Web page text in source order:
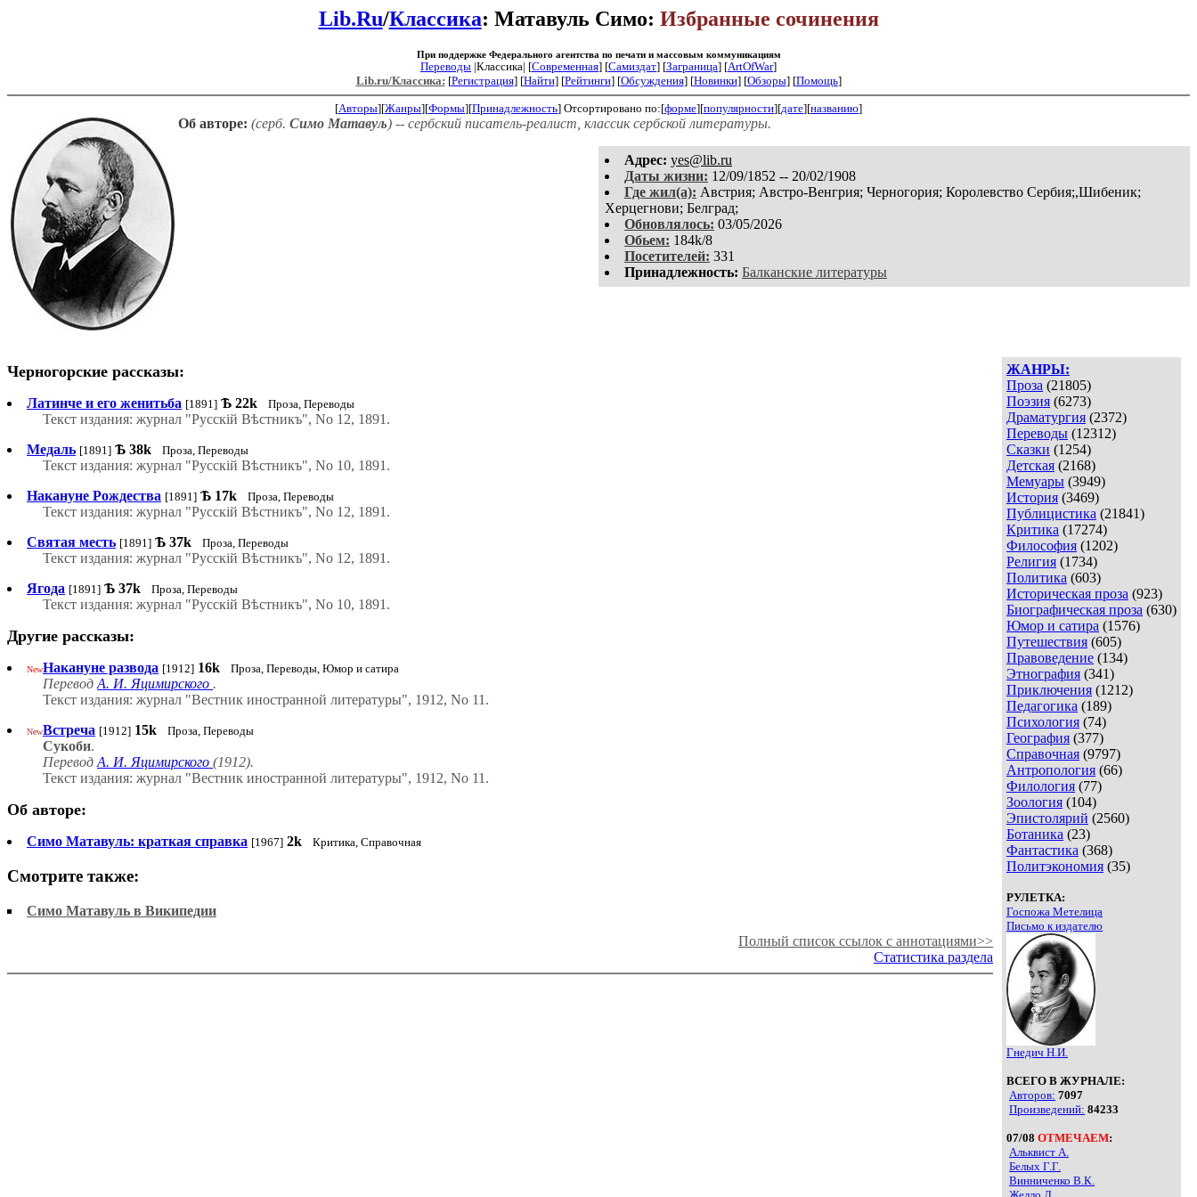
Lib.Ru/Классика: Матавуль Симо: Избранные сочинения
При поддержке Федерального агентства по печати и массовым коммуникациям
Переводы |Классика| [Современная] [Самиздат] [Заграница] [ArtOfWar]
Lib.ru/Классика: [Регистрация] [Найти] [Рейтинги] [Обсуждения] [Новинки] [Обзоры] [Помощь]
[Авторы][Жанры][Формы][Принадлежность] Отсортировано по:[форме][популярности][дате][названию]
Об авторе: (серб. Симо Матавуљ) -- сербский писатель-реалист, классик сербской литературы.
Aдpeс: yes@lib.ru
Даты жизни: 12/09/1852 -- 20/02/1908
Где жил(а): Австрия; Австро-Венгрия; Черногория; Королевство Сербия;,Шибеник;
Херцегнови; Белград;
Обновлялось: 03/05/2026
Обьем: 184k/8
Посетителей: 331
Принадлежность: Балканские литературы
ЖАНРЫ:
Проза (21805)
Поэзия (6273)
Драматургия (2372)
Переводы (12312)
Сказки (1254)
Детская (2168)
Мемуары (3949)
История (3469)
Публицистика (21841)
Критика (17274)
Философия (1202)
Религия (1734)
Политика (603)
Историческая проза (923)
Биографическая проза (630)
Юмор и сатира (1576)
Путешествия (605)
Правоведение (134)
Этнография (341)
Приключения (1212)
Педагогика (189)
Психология (74)
География (377)
Справочная (9797)
Антропология (66)
Филология (77)
Зоология (104)
Эпистолярий (2560)
Ботаника (23)
Фантастика (368)
Политэкономия (35)
РУЛЕТКА:
Госпожа Метелица
Письмо к издателю
Гнедич Н.И.
ВСЕГО В ЖУРНАЛЕ:
Авторов: 7097
Произведений: 84233
07/08 ОТМЕЧАЕМ:
Альквист А.
Белых Г.Г.
Винниченко В.К.
Черногорские рассказы:
Латинче и его женитьба [1891] Ѣ 22k Проза, Переводы
Текст издания: журнал "Русскій Вѣстникъ", No 12, 1891.
Медаль [1891] Ѣ 38k Проза, Переводы
Текст издания: журнал "Русскій Вѣстникъ", No 10, 1891.
Накануне Рождества [1891] Ѣ 17k Проза, Переводы
Текст издания: журнал "Русскій Вѣстникъ", No 12, 1891.
Святая месть [1891] Ѣ 37k Проза, Переводы
Текст издания: журнал "Русскій Вѣстникъ", No 12, 1891.
Ягода [1891] Ѣ 37k Проза, Переводы
Текст издания: журнал "Русскій Вѣстникъ", No 10, 1891.
Другие рассказы:
NewНакануне развода [1912] 16k Проза, Переводы, Юмор и сатира
Перевод А. И. Яцимирского .
Текст издания: журнал "Вестник иностранной литературы", 1912, No 11.
NewВстреча [1912] 15k Проза, Переводы
Сукоби.
Перевод А. И. Яцимирского (1912).
Текст издания: журнал "Вестник иностранной литературы", 1912, No 11.
Об авторе:
Симо Матавуль: краткая справка [1967] 2k Критика, Справочная
Смотрите также:
Симо Матавуль в Википедии
Полный список ссылок с аннотациями>>
Статистика раздела